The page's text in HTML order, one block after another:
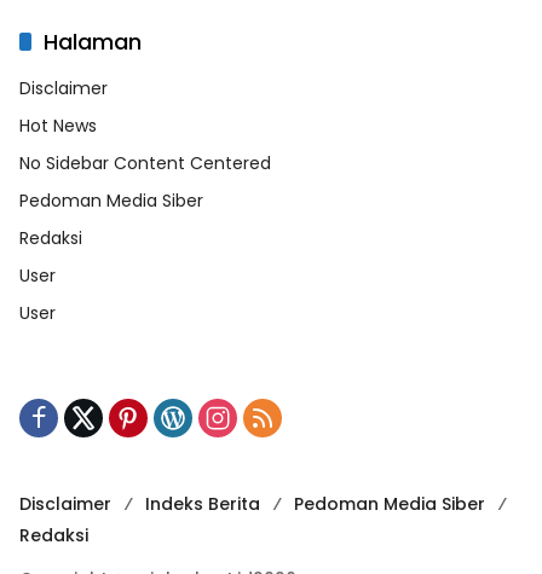
Halaman
Disclaimer
Hot News
No Sidebar Content Centered
Pedoman Media Siber
Redaksi
User
User
Disclaimer Indeks Berita
Pedoman Media Siber
Redaksi